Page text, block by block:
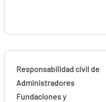
Responsabilidad civil de
Administradores
Fundaciones y